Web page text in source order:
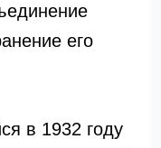
его
в 1932 году